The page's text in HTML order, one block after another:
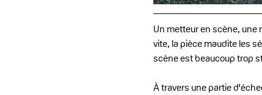
Un metteur en scène, une
vite, la pièce maudite les
scène est beaucoup trop
À travers une partie